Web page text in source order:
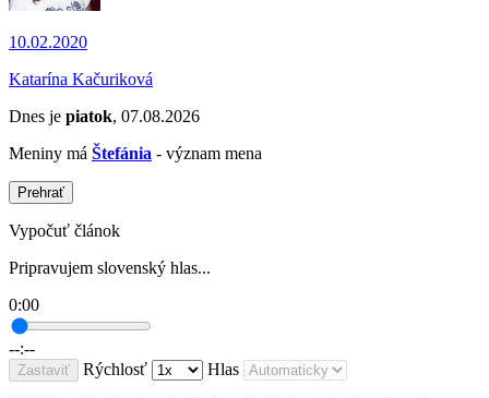
10.02.2020
Katarína Kačuriková
Dnes je piatok, 07.08.2026
Meniny má Štefánia - význam mena
Prehrať
Vypočuť článok
Pripravujem slovenský hlas...
0:00
--:--
Zastaviť Rýchlosť Hlas